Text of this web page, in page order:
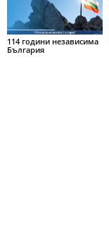
114 години независима
България